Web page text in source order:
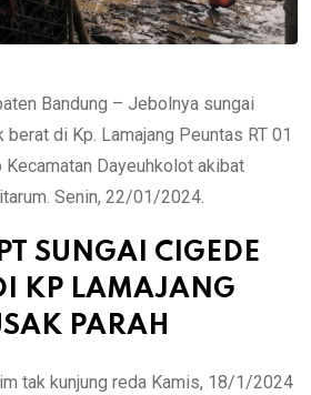
Bandung – Jebolnya sungai
di Kp. Lamajang Peuntas RT 01
Kecamatan Dayeuhkolot akibat
Senin, 22/01/2024.
SUNGAI CIGEDE
KP LAMAJANG
PARAH
tak kunjung reda Kamis, 18/1/2024